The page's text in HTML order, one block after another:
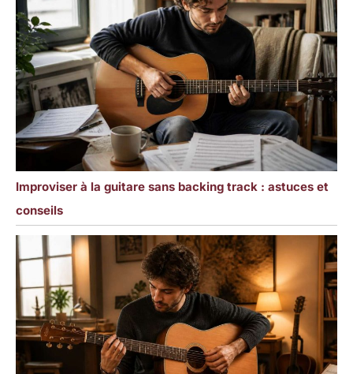
Improviser à la guitare sans backing track : astuces et
conseils